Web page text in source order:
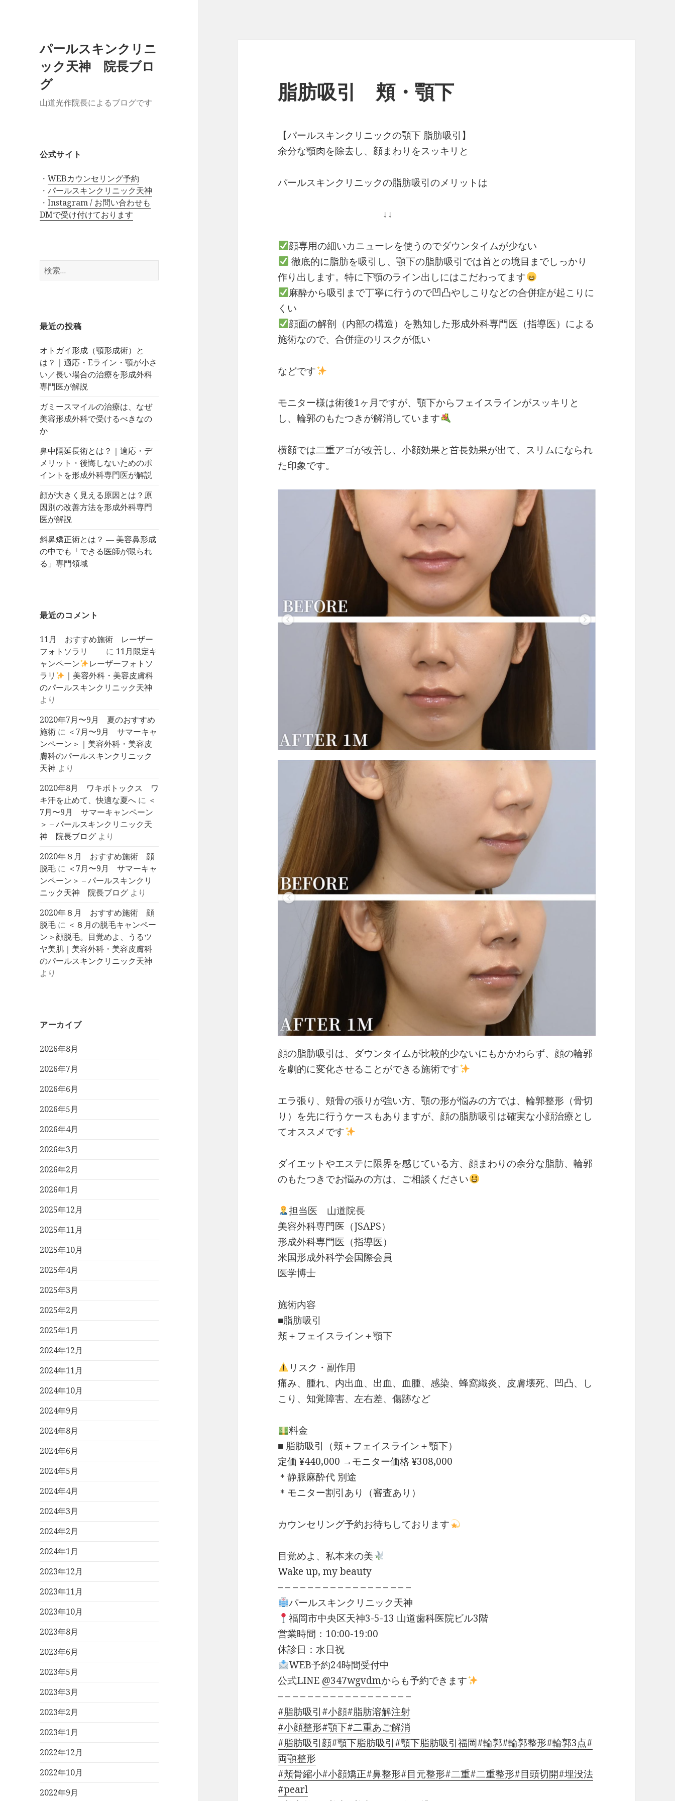
パールスキンクリニ
ック天神 院長ブロ
グ
山道光作院長によるブログです
公式サイト
・WEBカウンセリング予約
・パールスキンクリニック天神
・Instagram / お問い合わせも
DMで受け付けております
検
索:
最近の投稿
オトガイ形成（顎形成術）と
は？｜適応・Eライン・顎が小さ
い／長い場合の治療を形成外科
専門医が解説
ガミースマイルの治療は、なぜ
美容形成外科で受けるべきなの
か
鼻中隔延長術とは？｜適応・デ
メリット・後悔しないためのポ
イントを形成外科専門医が解説
顔が大きく見える原因とは？原
因別の改善方法を形成外科専門
医が解説
斜鼻矯正術とは？ ― 美容鼻形成
の中でも「できる医師が限られ
る」専門領域
最近のコメント
11月 おすすめ施術 レーザー
フォトソラリ
に 11月限定キ
ャンペーン
レーザーフォトソ
ラリ
｜美容外科・美容皮膚科
のパールスキンクリニック天神
より
2020年7月〜9月 夏のおすすめ
施術 に ＜7月〜9月 サマーキャ
ンペーン＞｜美容外科・美容皮
膚科のパールスキンクリニック
天神 より
2020年8月 ワキボトックス ワ
キ汗を止めて、快適な夏へ に ＜
7月〜9月 サマーキャンペーン
＞ – パールスキンクリニック天
神 院長ブログ より
2020年８月 おすすめ施術 顔
脱毛 に ＜7月〜9月 サマーキャ
ンペーン＞ – パールスキンクリ
ニック天神 院長ブログ より
2020年８月 おすすめ施術 顔
脱毛 に ＜８月の脱毛キャンペー
ン＞顔脱毛。目覚めよ、うるツ
ヤ美肌｜美容外科・美容皮膚科
のパールスキンクリニック天神
より
アーカイブ
2026年8月
2026年7月
2026年6月
2026年5月
2026年4月
2026年3月
2026年2月
2026年1月
2025年12月
2025年11月
2025年10月
2025年4月
2025年3月
2025年2月
2025年1月
2024年12月
2024年11月
2024年10月
2024年9月
2024年8月
2024年6月
2024年5月
2024年4月
2024年3月
2024年2月
2024年1月
2023年12月
2023年11月
2023年10月
2023年8月
2023年6月
2023年5月
2023年3月
2023年2月
2023年1月
2022年12月
2022年10月
2022年9月
脂肪吸引 頬・顎下
【パールスキンクリニックの顎下 脂肪吸引】
余分な顎肉を除去し、顔まわりをスッキリと
パールスキンクリニックの脂肪吸引のメリットは
↓↓
顔専用の細いカニューレを使うのでダウンタイムが少ない
徹底的に脂肪を吸引し、顎下の脂肪吸引では首との境目までしっかり
作り出します。特に下顎のライン出しにはこだわってます
麻酔から吸引まで丁寧に行うので凹凸やしこりなどの合併症が起こりに
くい
顔面の解剖（内部の構造）を熟知した形成外科専門医（指導医）による
施術なので、合併症のリスクが低い
などです
モニター様は術後1ヶ月ですが、顎下からフェイスラインがスッキリと
し、輪郭のもたつきが解消しています
横顔では二重アゴが改善し、小顔効果と首長効果が出て、スリムになられ
た印象です。
顔の脂肪吸引は、ダウンタイムが比較的少ないにもかかわらず、顔の輪郭
を劇的に変化させることができる施術です
エラ張り、頬骨の張りが強い方、顎の形が悩みの方では、輪郭整形（骨切
り）を先に行うケースもありますが、顔の脂肪吸引は確実な小顔治療とし
てオススメです
ダイエットやエステに限界を感じている方、顔まわりの余分な脂肪、輪郭
のもたつきでお悩みの方は、ご相談ください
担当医 山道院長
美容外科専門医（JSAPS）
形成外科専門医（指導医）
米国形成外科学会国際会員
医学博士
施術内容
■脂肪吸引
頬＋フェイスライン＋顎下
リスク・副作用
痛み、腫れ、内出血、出血、血腫、感染、蜂窩織炎、皮膚壊死、凹凸、し
こり、知覚障害、左右差、傷跡など
料金
■ 脂肪吸引（頬＋フェイスライン＋顎下）
定価 ¥440,000 →モニター価格 ¥308,000
＊静脈麻酔代 別途
＊モニター割引あり（審査あり）
カウンセリング予約お待ちしております
目覚めよ、私本来の美
Wake up, my beauty
– – – – – – – – – – – – – – – – – –
パールスキンクリニック天神
福岡市中央区天神3-5-13 山道歯科医院ビル3階
営業時間：10:00-19:00
休診日：水日祝
WEB予約24時間受付中
公式LINE @347wgvdmからも予約できます
– – – – – – – – – – – – – – – – – –
#脂肪吸引#小顔#脂肪溶解注射
#小顔整形#顎下#二重あご解消
#脂肪吸引顔#顎下脂肪吸引#顎下脂肪吸引福岡#輪郭#輪郭整形#輪郭3点#
両顎整形
#頬骨縮小#小顔矯正#鼻整形#目元整形#二重#二重整形#目頭切開#埋没法
#pearl